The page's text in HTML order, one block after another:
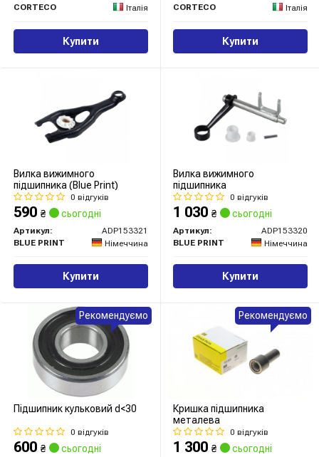
CORTECO
Італія
Купити
CORTECO
Італія
Купити
Вилка вижимного
підшипника (Blue Print)
0 відгуків
590 ₴ сьогодні
Артикул:
ADP153321
BLUE PRINT
Німеччина
Купити
Вилка вижимного
підшипника
0 відгуків
1 030 ₴ сьогодні
Артикул:
ADP153320
BLUE PRINT
Німеччина
Купити
Підшипник кульковий d<30
0 відгуків
600 ₴ сьогодні
Рекомендуємо
Кришка підшипника
металева
0 відгуків
1 300 ₴ сьогодні
Рекомендуємо